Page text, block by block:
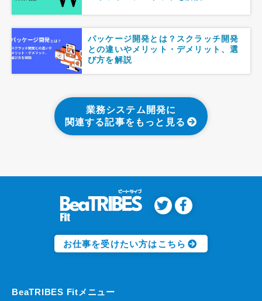
パッケージ開発とは？スクラッチ開発
との違いやメリット・デメリット、選
び方を解説
業務システム開発に
関連する記事をもっと見る
お仕事を受けたい方はこちら
BeaTRIBES Fitメニュー